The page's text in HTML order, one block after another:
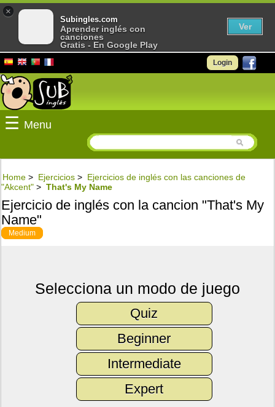
Login
☰ Menu
Home > Ejercicios > Ejercicios de inglés con las canciones de
"Akcent" > That's My Name
Ejercicio de inglés con la cancion "That's My
Name"
Medium
Selecciona un modo de juego
Quiz
Beginner
Intermediate
Expert
×
Subingles.com
Aprender inglés con
canciones
Gratis - En Google Play
Ver